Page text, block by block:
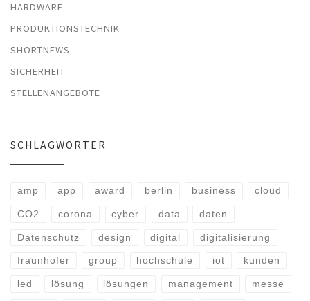
HARDWARE
PRODUKTIONSTECHNIK
SHORTNEWS
SICHERHEIT
STELLENANGEBOTE
SCHLAGWÖRTER
amp app award berlin business cloud
CO2 corona cyber data daten
Datenschutz design digital digitalisierung
fraunhofer group hochschule iot kunden
led lösung lösungen management messe